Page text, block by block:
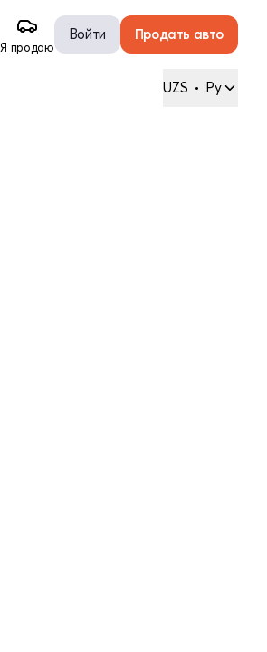
Я продаю
Войти Продать авто
UZS • Ру